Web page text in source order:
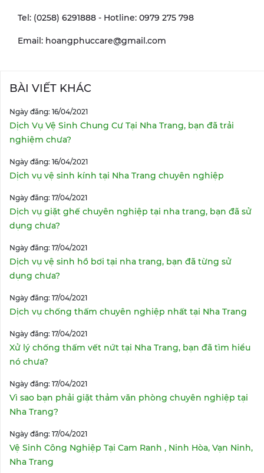
Tel: (0258) 6291888 - Hotline: 0979 275 798
Email: hoangphuccare@gmail.com
BÀI VIẾT KHÁC
Ngày đăng: 16/04/2021
Dịch Vụ Vệ Sinh Chung Cư Tại Nha Trang, bạn đã trải
nghiệm chưa?
Ngày đăng: 16/04/2021
Dịch vụ vệ sinh kính tại Nha Trang chuyên nghiệp
Ngày đăng: 17/04/2021
Dịch vụ giặt ghế chuyên nghiệp tại nha trang, bạn đã sử
dụng chưa?
Ngày đăng: 17/04/2021
Dịch vụ vệ sinh hồ bơi tại nha trang, bạn đã từng sử
dụng chưa?
Ngày đăng: 17/04/2021
Dịch vụ chống thấm chuyên nghiệp nhất tại Nha Trang
Ngày đăng: 17/04/2021
Xử lý chống thấm vết nứt tại Nha Trang, bạn đã tìm hiểu
nó chưa?
Ngày đăng: 17/04/2021
Vì sao bạn phải giặt thảm văn phòng chuyên nghiệp tại
Nha Trang?
Ngày đăng: 17/04/2021
Vệ Sinh Công Nghiệp Tại Cam Ranh , Ninh Hòa, Vạn Ninh,
Nha Trang